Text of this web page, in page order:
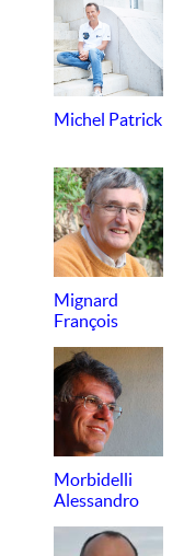
Michel Patrick
Mignard
François
Morbidelli
Alessandro